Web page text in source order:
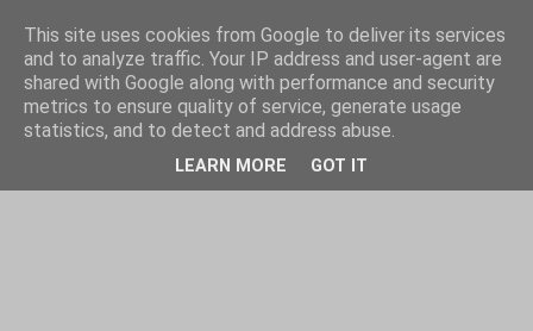
This site uses cookies from Google to deliver its services
and to analyze traffic. Your IP address and user-agent are
shared with Google along with performance and security
metrics to ensure quality of service, generate usage
statistics, and to detect and address abuse.
LEARN MORE GOT IT